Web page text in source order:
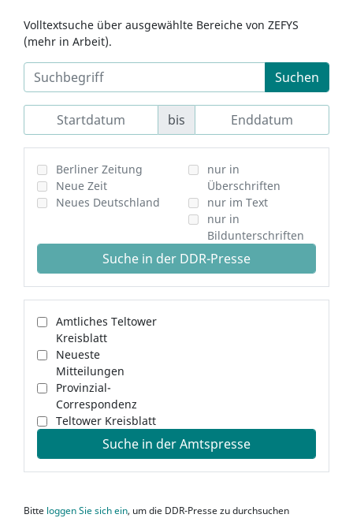
Volltextsuche über ausgewählte Bereiche von ZEFYS
(mehr in Arbeit).
Suchen
bis
Berliner Zeitung
Neue Zeit
Neues Deutschland
nur in
Überschriften
nur im Text
nur in
Bildunterschriften
Suche in der DDR-Presse
Amtliches Teltower
Kreisblatt
Neueste
Mitteilungen
Provinzial-
Correspondenz
Teltower Kreisblatt
Suche in der Amtspresse
Bitte loggen Sie sich ein, um die DDR-Presse zu durchsuchen